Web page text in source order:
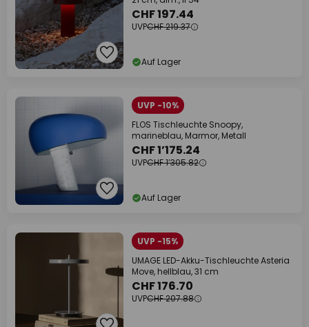
CHF 197.44
UVPCHF 219.37
Auf Lager
UVP -10%
FLOS Tischleuchte Snoopy,
marineblau, Marmor, Metall
CHF 1’175.24
UVPCHF 1’305.82
Auf Lager
UVP -15%
UMAGE LED-Akku-Tischleuchte Asteria
Move, hellblau, 31 cm
CHF 176.70
UVPCHF 207.88